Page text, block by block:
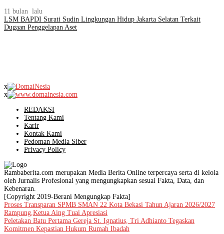
11 bulan lalu
LSM BAPDI Surati Sudin Lingkungan Hidup Jakarta Selatan Terkait
Dugaan Penggelapan Aset
x
x
REDAKSI
Tentang Kami
Karir
Kontak Kami
Pedoman Media Siber
Privacy Policy
Rambaberita.com merupakan Media Berita Online terpercaya serta di kelola
oleh Jurnalis Profesional yang mengungkapkan sesuai Fakta, Data, dan
Kebenaran.
[Copyright 2019-Berani Mengungkap Fakta]
Proses Transparan SPMB SMAN 22 Kota Bekasi Tahun Ajaran 2026/2027
Rampung,Ketua Aing Tuai Apresiasi
Peletakan Batu Pertama Gereja St. Ignatius, Tri Adhianto Tegaskan
Komitmen Kepastian Hukum Rumah Ibadah